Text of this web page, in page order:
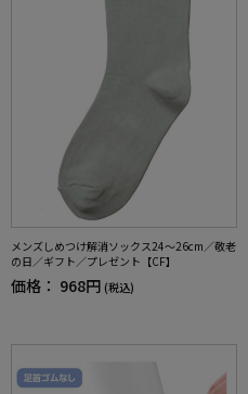
メンズしめつけ解消ソックス24～26cm／敬老
の日／ギフト／プレゼント【CF】
価格： 968円 (税込)